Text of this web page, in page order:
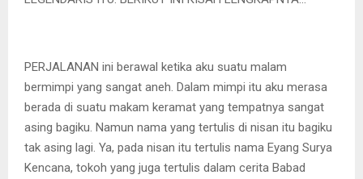
PERJALANAN ini berawal ketika aku suatu malam
bermimpi yang sangat aneh. Dalam mimpi itu aku merasa
berada di suatu makam keramat yang tempatnya sangat
asing bagiku. Namun nama yang tertulis di nisan itu bagiku
tak asing lagi. Ya, pada nisan itu tertulis nama Eyang Surya
Kencana, tokoh yang juga tertulis dalam cerita Babad